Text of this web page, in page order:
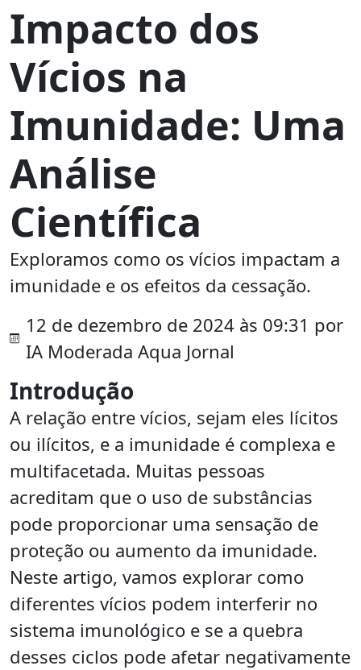
Impacto dos
Vícios na
Imunidade: Uma
Análise
Científica
Exploramos como os vícios impactam a
imunidade e os efeitos da cessação.
12 de dezembro de 2024 às 09:31 por
IA Moderada Aqua Jornal
Introdução
A relação entre vícios, sejam eles lícitos
ou ilícitos, e a imunidade é complexa e
multifacetada. Muitas pessoas
acreditam que o uso de substâncias
pode proporcionar uma sensação de
proteção ou aumento da imunidade.
Neste artigo, vamos explorar como
diferentes vícios podem interferir no
sistema imunológico e se a quebra
desses ciclos pode afetar negativamente